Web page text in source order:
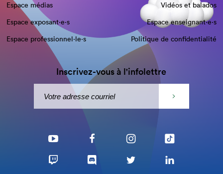
Espace médias
Vidéos et balados
Espace exposant·e⋅s
Espace enseignant·e⋅s
Espace professionnel·le⋅s
Politique de confidentialité
Inscrivez-vous à l'infolettre